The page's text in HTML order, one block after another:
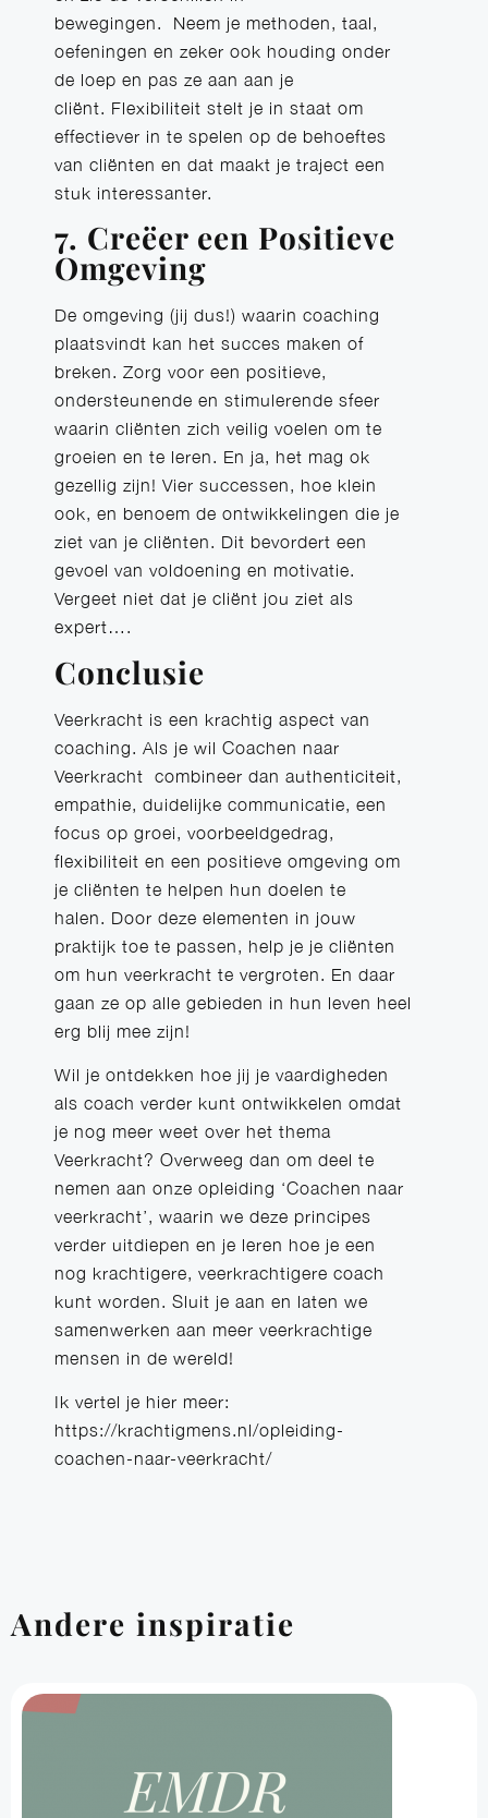
bewegingen. Neem je methoden, taal,
oefeningen en zeker ook houding onder
de loep en pas ze aan aan je
cliënt. Flexibiliteit stelt je in staat om
effectiever in te spelen op de behoeftes
van cliënten en dat maakt je traject een
stuk interessanter.
7. Creëer een Positieve
Omgeving
De omgeving (jij dus!) waarin coaching
plaatsvindt kan het succes maken of
breken. Zorg voor een positieve,
ondersteunende en stimulerende sfeer
waarin cliënten zich veilig voelen om te
groeien en te leren. En ja, het mag ok
gezellig zijn! Vier successen, hoe klein
ook, en benoem de ontwikkelingen die je
ziet van je cliënten. Dit bevordert een
gevoel van voldoening en motivatie.
Vergeet niet dat je cliënt jou ziet als
expert….
Conclusie
Veerkracht is een krachtig aspect van
coaching. Als je wil Coachen naar
Veerkracht combineer dan authenticiteit,
empathie, duidelijke communicatie, een
focus op groei, voorbeeldgedrag,
flexibiliteit en een positieve omgeving om
je cliënten te helpen hun doelen te
halen. Door deze elementen in jouw
praktijk toe te passen, help je je cliënten
om hun veerkracht te vergroten. En daar
gaan ze op alle gebieden in hun leven heel
erg blij mee zijn!
Wil je ontdekken hoe jij je vaardigheden
als coach verder kunt ontwikkelen omdat
je nog meer weet over het thema
Veerkracht? Overweeg dan om deel te
nemen aan onze opleiding ‘Coachen naar
veerkracht’, waarin we deze principes
verder uitdiepen en je leren hoe je een
nog krachtigere, veerkrachtigere coach
kunt worden. Sluit je aan en laten we
samenwerken aan meer veerkrachtige
mensen in de wereld!
Ik vertel je hier meer:
https://krachtigmens.nl/opleiding-
coachen-naar-veerkracht/
Andere inspiratie